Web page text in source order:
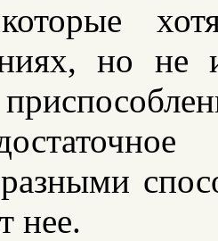
которые
но не
нее.